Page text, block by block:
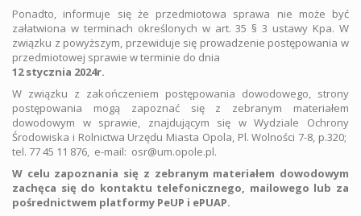
Ponadto, informuje się że przedmiotowa sprawa nie może być
załatwiona w terminach określonych w art. 35 § 3 ustawy Kpa. W
związku z powyższym, przewiduje się prowadzenie postępowania w
przedmiotowej sprawie w terminie do dnia
12 stycznia 2024r.
W związku z zakończeniem postępowania dowodowego, strony
postępowania mogą zapoznać się z zebranym materiałem
dowodowym w sprawie, znajdującym się w Wydziale Ochrony
Środowiska i Rolnictwa Urzędu Miasta Opola, Pl. Wolności 7-8, p.320;
tel. 77 45 11 876, e-mail: osr@um.opole.pl.
W celu zapoznania się z zebranym materiałem dowodowym
zachęca się do kontaktu telefonicznego, mailowego lub za
pośrednictwem platformy PeUP i ePUAP.